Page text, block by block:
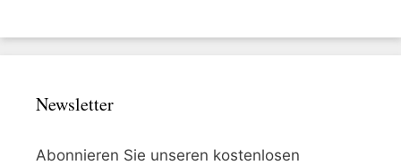
Newsletter
Abonnieren Sie unseren kostenlosen